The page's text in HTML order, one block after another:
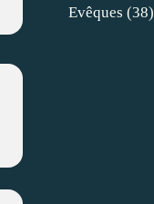
Evêques (38)